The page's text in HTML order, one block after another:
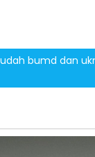
bumd dan